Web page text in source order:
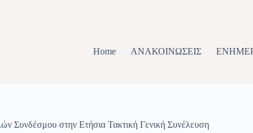
Home ΑΝΑΚΟΙΝΩΣΕΙΣ
Συνδέσμου στην Ετήσια Τακτική Γενική Συνέλευση